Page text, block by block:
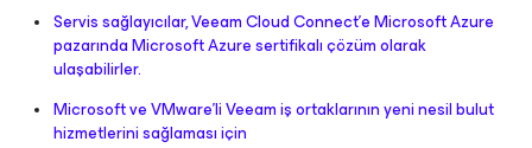
Servis sağlayıcılar, Veeam Cloud Connect’e Microsoft Azure
pazarında Microsoft Azure sertifikalı çözüm olarak
ulaşabilirler.
Microsoft ve VMware’li Veeam iş ortaklarının yeni nesil bulut
hizmetlerini sağlaması için